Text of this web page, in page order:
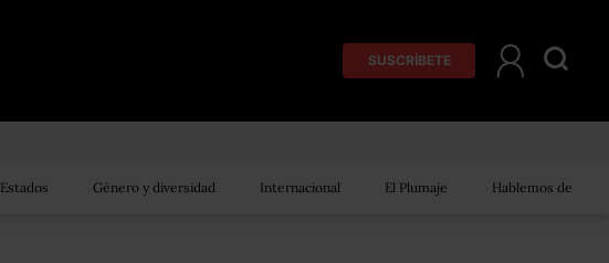
SUSCRÍBETE
Estados Género y diversidad Internacional El Plumaje Hablemos de